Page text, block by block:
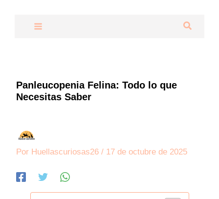
Buscar
Panleucopenia Felina: Todo lo que
Necesitas Saber
Por Huellascuriosas26/ 17 de octubre de 2025